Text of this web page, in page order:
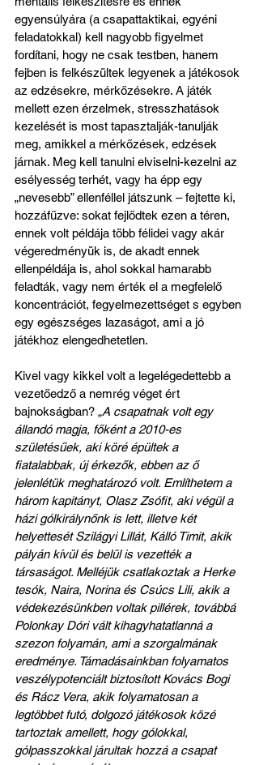
egyensúlyára (a csapattaktikai, egyéni
feladatokkal) kell nagyobb figyelmet
fordítani, hogy ne csak testben, hanem
fejben is felkészültek legyenek a játékosok
az edzésekre, mérkőzésekre. A játék
mellett ezen érzelmek, stresszhatások
kezelését is most tapasztalják-tanulják
meg, amikkel a mérkőzések, edzések
járnak. Meg kell tanulni elviselni-kezelni az
esélyesség terhét, vagy ha épp egy
„nevesebb” ellenféllel játszunk – fejtette ki,
hozzáfűzve: sokat fejlődtek ezen a téren,
ennek volt példája több félidei vagy akár
végeredményük is, de akadt ennek
ellenpéldája is, ahol sokkal hamarabb
feladták, vagy nem érték el a megfelelő
koncentrációt, fegyelmezettséget s egyben
egy egészséges lazaságot, ami a jó
játékhoz elengedhetetlen.
Kivel vagy kikkel volt a legelégedettebb a
vezetőedző a nemrég véget ért
bajnokságban? „A csapatnak volt egy
állandó magja, főként a 2010-es
születésűek, aki köré épültek a
fiatalabbak, új érkezők, ebben az ő
jelenlétük meghatározó volt. Említhetem a
három kapitányt, Olasz Zsófit, aki végül a
házi gólkirálynőnk is lett, illetve két
helyettesét Szilágyi Lillát, Kálló Timit, akik
pályán kívül és belül is vezették a
társaságot. Melléjük csatlakoztak a Herke
tesók, Naira, Norina és Csúcs Lili, akik a
védekezésünkben voltak pillérek, továbbá
Polonkay Dóri vált kihagyhatatlanná a
szezon folyamán, ami a szorgalmának
eredménye. Támadásainkban folyamatos
veszélypotenciált biztosított Kovács Bogi
és Rácz Vera, akik folyamatosan a
legtöbbet futó, dolgozó játékosok közé
tartoztak amellett, hogy gólokkal,
gólpasszokkal járultak hozzá a csapat